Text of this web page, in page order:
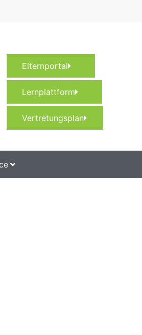
Elternportal
Lernplattform
Vertretungsplan